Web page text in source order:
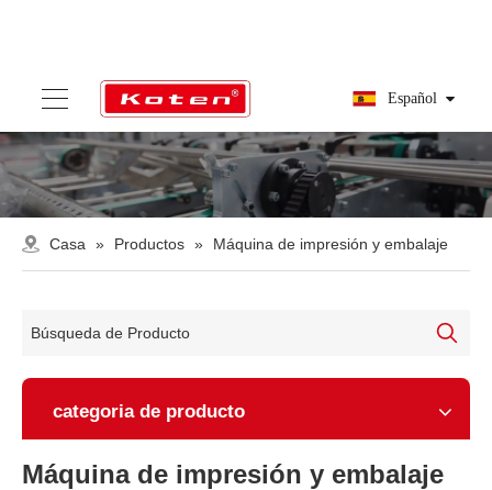
Español
Casa » Productos » Máquina de impresión y embalaje
categoria de producto
Máquina de impresión y embalaje